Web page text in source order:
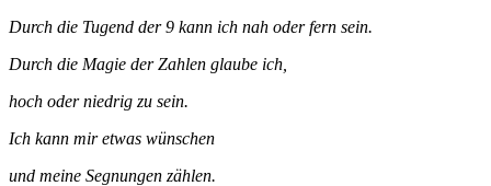
Durch die Tugend der 9 kann ich nah oder fern sein.
Durch die Magie der Zahlen glaube ich,
hoch oder niedrig zu sein.
Ich kann mir etwas wünschen
und meine Segnungen zählen.